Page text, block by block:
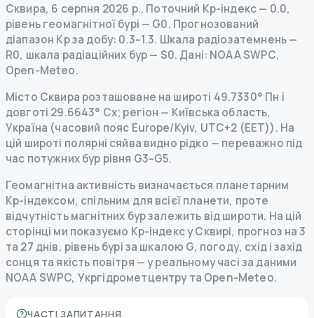
Сквира, 6 серпня 2026 р.. Поточний Kp-індекс— 0.0,
рівень геомагнітної бурі — G0. Прогнозований
діапазон Kp за добу: 0.3–1.3. Шкала радіозатемнень—
R0, шкала радіаційних бур— S0. Дані: NOAA SWPC,
Open-Meteo.
Місто Сквира розташоване на широті 49.7330° Пн і
довготі 29.6643° Сх; регіон — Київська область,
Україна (часовий пояс Europe/Kyiv, UTC+2 (EET)). На
цій широті полярні сяйва видно рідко — переважно під
час потужних бур рівня G3–G5.
Геомагнітна активність визначається планетарним
Kp-індексом, спільним для всієї планети, проте
відчутність магнітних бур залежить від широти. На цій
сторінці ми показуємо Kp-індекс у Сквирі, прогноз на 3
та 27 днів, рівень бурі за шкалою G, погоду, схід і захід
сонця та якість повітря — у реальному часі за даними
NOAA SWPC, Укргідрометцентру та Open-Meteo.
ЧАСТІ ЗАПИТАННЯ